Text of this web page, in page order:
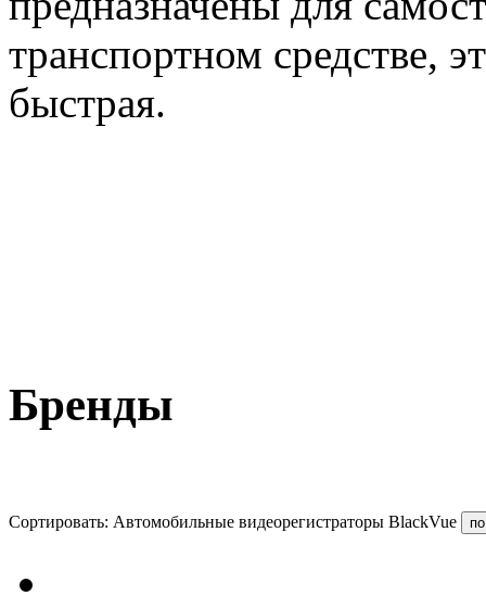
транспортном средстве,
быстрая.
Бренды
Сортировать: Автомобильные видеорегистраторы BlackVue